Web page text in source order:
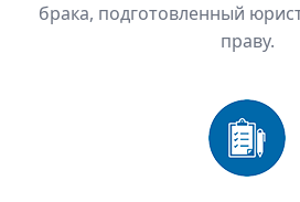
брака, подготовленный
праву.